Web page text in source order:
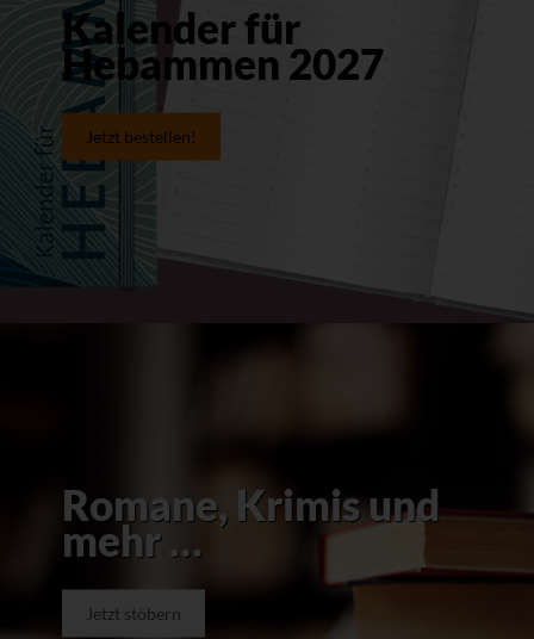
Kalender für
Hebammen 2027
Jetzt bestellen!
Romane, Krimis und
mehr …
Jetzt stöbern